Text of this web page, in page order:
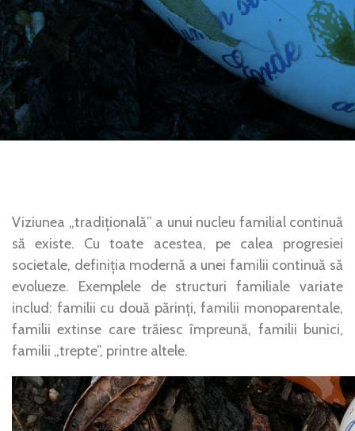
Viziunea „tradițională” a unui nucleu familial continuă
să existe. Cu toate acestea, pe calea progresiei
societale, definiția modernă a unei familii continuă să
evolueze. Exemplele de structuri familiale variate
includ: familii cu două părinți, familii monoparentale,
familii extinse care trăiesc împreună, familii bunici,
familii „trepte”, printre altele.